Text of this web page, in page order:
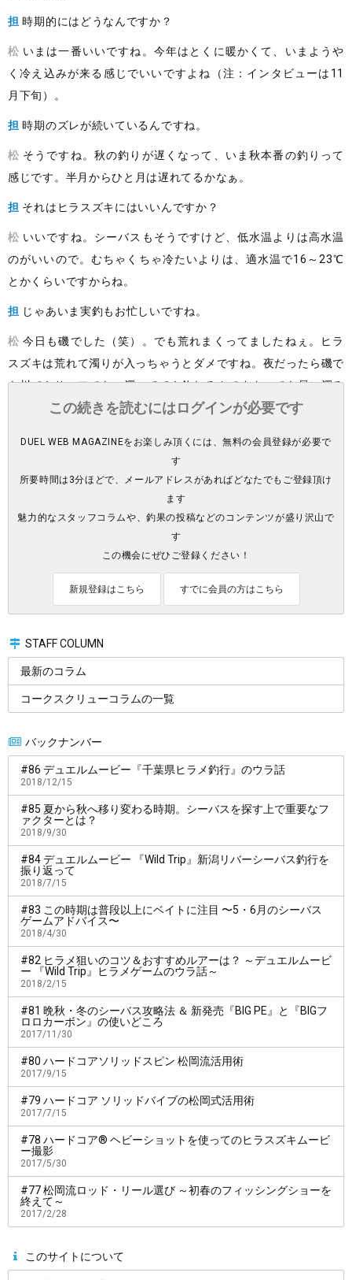
STAFF COLUMN
最新のコラム
コークスクリューコラムの一覧
バックナンバー
#86 デュエルムービー『千葉県ヒラメ釣行』のウラ話
2018/12/15
#85 夏から秋へ移り変わる時期。シーバスを探す上で重要なフ
ァクターとは？
2018/9/30
#84 デュエルムービー 『Wild Trip』新潟リバーシーバス釣行を
振り返って
2018/7/15
#83 この時期は普段以上にベイトに注目 〜5・6月のシーバス
ゲームアドバイス〜
2018/4/30
#82 ヒラメ狙いのコツ＆おすすめルアーは？ ～デュエルムービ
ー 『Wild Trip』ヒラメゲームのウラ話～
2018/2/15
#81 晩秋・冬のシーバス攻略法 ＆ 新発売『BIG PE』と『BIGフ
ロロカーボン』の使いどころ
2017/11/30
#80 ハードコアソリッドスピン 松岡流活用術
2017/9/15
#79 ハードコア ソリッドバイブの松岡式活用術
2017/7/15
#78 ハードコア® ヘビーショットを使ってのヒラスズキムービ
ー撮影
2017/5/30
#77 松岡流ロッド・リール選び ～初春のフィッシングショーを
終えて～
2017/2/28
このサイトについて
担 時期的にはどうなんですか？
松 いまは一番いいですね。今年はとくに暖かくて、いまようや
く冷え込みが来る感じでいいですよね（注：インタビューは11
月下旬）。
担 時期のズレが続いているんですね。
松 そうですね。秋の釣りが遅くなって、いま秋本番の釣りって
感じです。半月からひと月は遅れてるかなぁ。
担 それはヒラスズキにはいいんですか？
松 いいですね。シーバスもそうですけど、低水温よりは高水温
のがいいので。むちゃくちゃ冷たいよりは、適水温で16～23℃
とかくらいですからね。
担 じゃあいま実釣もお忙しいですね。
松 今日も磯でした（笑）。でも荒れまくってましたねぇ。ヒラ
スズキは荒れて濁りが入っちゃうとダメですね。夜だったら磯で
も川でもサーフでも、濁ってても釣れるんですよ。でも昼に濁る
とホントに釣れないです。
夜に釣れるなら、見えないのは同じだろうっていうのはあり
潮なのか、なんか嫌がりますね。まぁ濁りがなければ釣れて
はいるんですけど。いい時期だと思います。
自然環境には強いんですけど、コンクリートジャン
グルは（苦笑）
（シーバスマガジン１月号に掲載）。
どういう釣りをされたんですが？
河川から、干潟から沖提からいろいろと。
東京、千葉、神奈川と３県をまたいでやりましたが……大変です
ねぇ！
なにがですか？
実際、釣りが難しいとは感じないんですが、その周辺事項で
すよね。車を停めたりとか……。
担そうですねぇ！ なにしろ人が多いですから。
難しいと言えばそっちだったんですよ。シーバス自体は数も
多いし、目の前にルアーが通ればまぁ大なり小なり反応はあるか
なと。
もちろん松岡さんの腕があってのことでしょうけど。
松自然環境には強いんですけど、コンクリートジャングルは
それこそ自転車とかの動きやすいのかなって。
この続きを読むにはログインが必要です
DUEL WEB MAGAZINEをお楽しみ頂くには、無料の会員登録が必要で
す
所要時間は3分ほどで、メールアドレスがあればどなたでもご登録頂け
ます
魅力的なスタッフコラムや、釣果の投稿などのコンテンツが盛り沢山で
す
この機会にぜひご登録ください！
新規登録はこちら すでに会員の方はこちら